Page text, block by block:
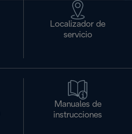
Localizador de
servicio
Manuales de
instrucciones